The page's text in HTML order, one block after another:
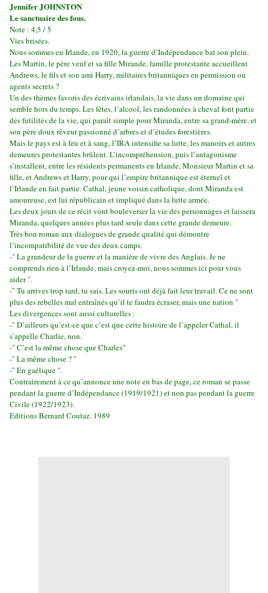
Jennifer JOHNSTON
Le sanctuaire des fous.
Note : 4,5 / 5
Vies brisées.
Nous sommes en Irlande, en 1920, la guerre d’Indépendance bat son plein.
Les Martin, le père veuf et sa fille Mirande, famille protestante accueillent
Andrews, le fils et son ami Harry, militaires britanniques en permission ou
agents secrets ?
Un des thèmes favoris des écrivains irlandais, la vie dans un domaine qui
semble hors du temps. Les fêtes, l’alcool, les randonnées à cheval font partie
des futilités de la vie, qui paraît simple pour Miranda, entre sa grand-mère, et
son père doux rêveur passionné d’arbres et d’études forestières.
Mais le pays est à feu et à sang, l’IRA intensifie sa lutte, les manoirs et autres
demeures protestantes brûlent. L’incompréhension, puis l’antagonisme
s’installent, entre les résidents permanents en Irlande, Monsieur Martin et sa
fille, et Andrews et Harry, pour qui l’empire britannique est éternel et
l’Irlande en fait partie. Cathal, jeune voisin catholique, dont Miranda est
amoureuse, est lui républicain et impliqué dans la lutte armée.
Les deux jours de ce récit vont bouleverser la vie des personnages et laissera
Miranda, quelques années plus tard seule dans cette grande demeure.
Très bon roman aux dialogues de grande qualité qui démontre
l’incompatibilité de vue des deux camps.
-" La grandeur de la guerre et la manière de vivre des Anglais. Je ne
comprends rien à l’Irlande, mais croyez-moi, nous sommes ici pour vous
aider ".
-" Tu arrives trop tard, tu sais. Les souris ont déjà fait leur travail. Ce ne sont
plus des rebelles mal entraînés qu’il te faudra écraser, mais une nation "
Les divergences sont aussi culturelles :
-" D’ailleurs qu’est-ce que c’est que cette histoire de l’appeler Cathal, il
s’appelle Charlie, non.
-" C’est la même chose que Charles"
-" La même chose ? "
-" En gaélique ".
Contrairement à ce qu’annonce une note en bas de page, ce roman se passe
pendant la guerre d’Indépendance (1919/1921) et non pas pendant la guerre
Civile (1922/1923).
Editions Bernard Coutaz. 1989